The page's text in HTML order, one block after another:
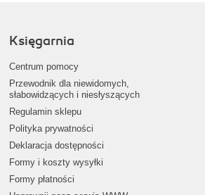
Księgarnia
Centrum pomocy
Przewodnik dla niewidomych,
słabowidzących i niesłyszących
Regulamin sklepu
Polityka prywatności
Deklaracja dostępności
Formy i koszty wysyłki
Formy płatności